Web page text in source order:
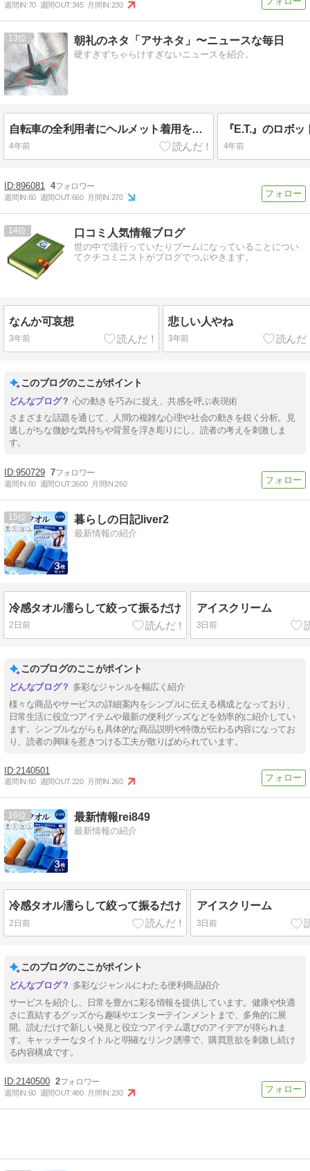
週間IN:70 週間OUT:345 月間IN:230
13 朝礼のネタ「アサネタ」〜ニュースな毎日
硬すぎずちゃらけすぎないニュースを紹介。
自転車の全利用者にヘルメット着用を義務化
4年前 4年前
896081 4
週間IN:60 週間OUT:660 月間IN:270
14 口コミ人気情報ブログ
世の中で流行っていたりブームになっていることについ
てクチコミニストがブログでつぶやきます。
なんか可哀想
3年前
悲しい人やね
3年前
このブログのここがポイント
心の動きを巧みに捉え、共感を呼ぶ表現術
さまざまな話題を通じて、人間の複雑な心理や社会の動きを鋭く分析。見
逃しがちな微妙な気持ちや背景を浮き彫りにし、読者の考えを刺激しま
す。
950729 7
週間IN:60 週間OUT:2600 月間IN:260
15 暮らしの日記liver2
最新情報の紹介
冷感タオル濡らして絞って振るだけ
2日前
アイスクリーム
3日前
このブログのここがポイント
多彩なジャンルを幅広く紹介
様々な商品やサービスの詳細案内をシンプルに伝える構成となっており、
日常生活に役立つアイテムや最新の便利グッズなどを効率的に紹介してい
ます。シンプルながらも具体的な商品説明や特徴が伝わる内容になってお
り、読者の興味を惹きつける工夫が散りばめられています。
2140501
週間IN:60 週間OUT:220 月間IN:260
16 最新情報rei849
最新情報の紹介
冷感タオル濡らして絞って振るだけ
2日前
アイスクリーム
3日前
このブログのここがポイント
多彩なジャンルにわたる便利商品紹介
サービスを紹介し、日常を豊かに彩る情報を提供しています。健康や快適
さに直結するグッズから趣味やエンターテインメントまで、多角的に展
開。読むだけで新しい発見と役立つアイテム選びのアイデアが得られま
す。キャッチーなタイトルと明確なリンク誘導で、購買意欲を刺激し続け
る内容構成です。
2140500 2
週間IN:60 週間OUT:480 月間IN:230